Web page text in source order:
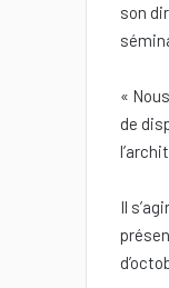
son
«
de
Il